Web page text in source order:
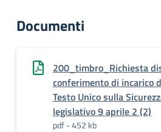
Documenti
200_timbro_Richiesta
conferimento di incarico
Testo Unico sulla
legislativo 9 aprile 2 (2)
pdf - 452 kb